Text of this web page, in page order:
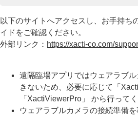
以下のサイトへアクセスし、お手持ち
イドをご確認ください。
外部リンク： https://xacti-co.com/
遠隔臨場アプリではウェアラブ
きないため、必要に応じて「
「XactiViewerPro」 から行ってく
ウェアラブルカメラの接続準備